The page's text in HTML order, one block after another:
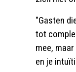
"Gasten
tot
mee,
en je